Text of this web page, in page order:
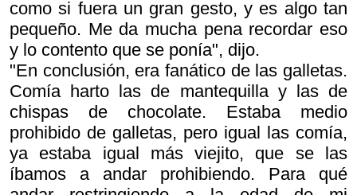
como si fuera un gran gesto, y es algo tan
pequeño. Me da mucha pena recordar eso
y lo contento que se ponía", dijo.
"En conclusión, era fanático de las galletas.
Comía harto las de mantequilla y las de
chispas de chocolate. Estaba medio
prohibido de galletas, pero igual las comía,
ya estaba igual más viejito, que se las
íbamos a andar prohibiendo. Para qué